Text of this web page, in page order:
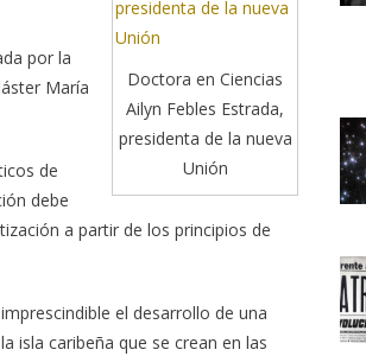
Doctora en Ciencias
Ailyn Febles Estrada,
presidenta de la nueva
Unión
por la
María
de
debe
a partir de los principios de
el desarrollo de una
isla caribeña que se crean en las